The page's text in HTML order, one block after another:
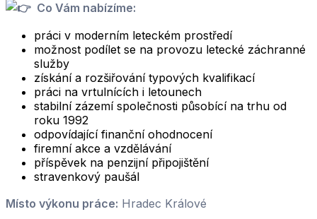
Co Vám nabízíme:
práci v moderním leteckém prostředí
možnost podílet se na provozu letecké záchranné
služby
získání a rozšiřování typových kvalifikací
práci na vrtulnících i letounech
stabilní zázemí společnosti působící na trhu od
roku 1992
odpovídající finanční ohodnocení
firemní akce a vzdělávání
příspěvek na penzijní připojištění
stravenkový paušál
Místo výkonu práce: Hradec Králové